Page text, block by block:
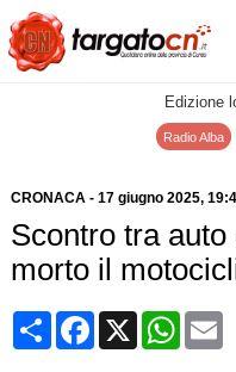
Edizione
Radio Alba
CRONACA- 17 giugno 2025,
Scontro tra
morto il
CondividiFacebook
X